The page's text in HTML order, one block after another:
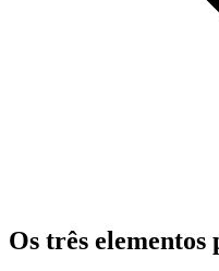
Os três